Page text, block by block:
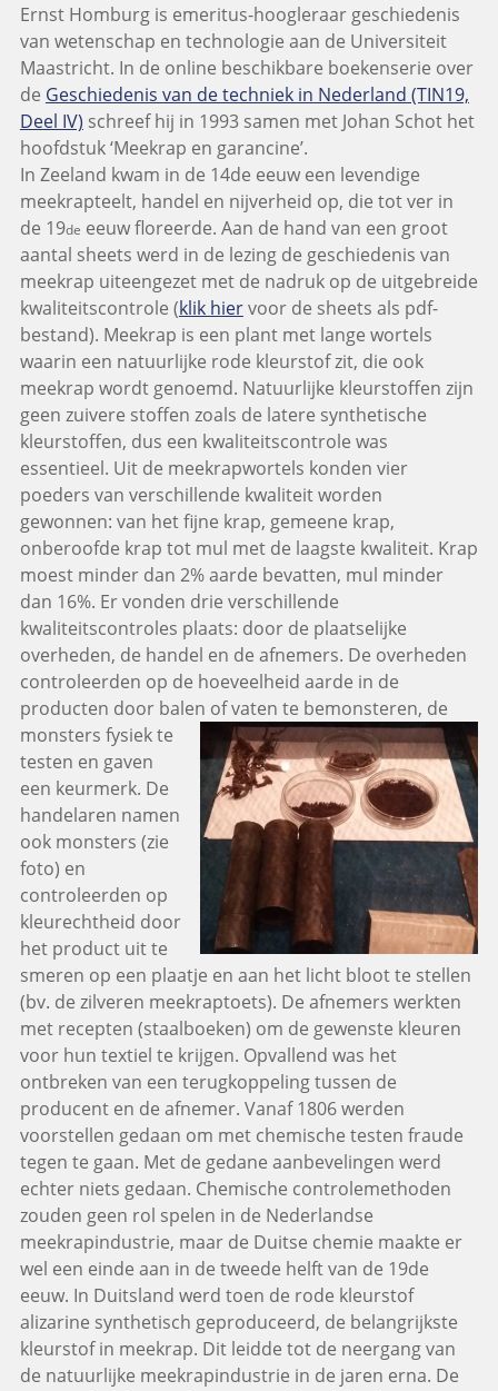
Ernst Homburg is emeritus-hoogleraar geschiedenis
van wetenschap en technologie aan de Universiteit
Maastricht. In de online beschikbare boekenserie over
de Geschiedenis van de techniek in Nederland (TIN19,
Deel IV) schreef hij in 1993 samen met Johan Schot het
hoofdstuk ‘Meekrap en garancine’.
In Zeeland kwam in de 14de eeuw een levendige
meekrapteelt, handel en nijverheid op, die tot ver in
de 19de eeuw floreerde. Aan de hand van een groot
aantal sheets werd in de lezing de geschiedenis van
meekrap uiteengezet met de nadruk op de uitgebreide
kwaliteitscontrole (klik hiervoor de sheets als pdf-
bestand). Meekrap is een plant met lange wortels
waarin een natuurlijke rode kleurstof zit, die ook
meekrap wordt genoemd. Natuurlijke kleurstoffen zijn
geen zuivere stoffen zoals de latere synthetische
kleurstoffen, dus een kwaliteitscontrole was
essentieel. Uit de meekrapwortels konden vier
poeders van verschillende kwaliteit worden
gewonnen: van het fijne krap, gemeene krap,
onberoofde krap tot mul met de laagste kwaliteit. Krap
moest minder dan 2% aarde bevatten, mul minder
dan 16%. Er vonden drie verschillende
kwaliteitscontroles plaats: door de plaatselijke
overheden, de handel en de afnemers. De overheden
controleerden op de hoeveelheid aarde in de
producten door balen of vaten te bemonsteren, de
monsters fysiek te
testen en gaven
een keurmerk. De
handelaren namen
ook monsters (zie
foto) en
controleerden op
kleurechtheid door
het product uit te
smeren op een plaatje en aan het licht bloot te stellen
(bv. de zilveren meekraptoets). De afnemers werkten
met recepten (staalboeken) om de gewenste kleuren
voor hun textiel te krijgen. Opvallend was het
ontbreken van een terugkoppeling tussen de
producent en de afnemer. Vanaf 1806 werden
voorstellen gedaan om met chemische testen fraude
tegen te gaan. Met de gedane aanbevelingen werd
echter niets gedaan. Chemische controlemethoden
zouden geen rol spelen in de Nederlandse
meekrapindustrie, maar de Duitse chemie maakte er
wel een einde aan in de tweede helft van de 19de
eeuw. In Duitsland werd toen de rode kleurstof
alizarine synthetisch geproduceerd, de belangrijkste
kleurstof in meekrap. Dit leidde tot de neergang van
de natuurlijke meekrapindustrie in de jaren erna. De